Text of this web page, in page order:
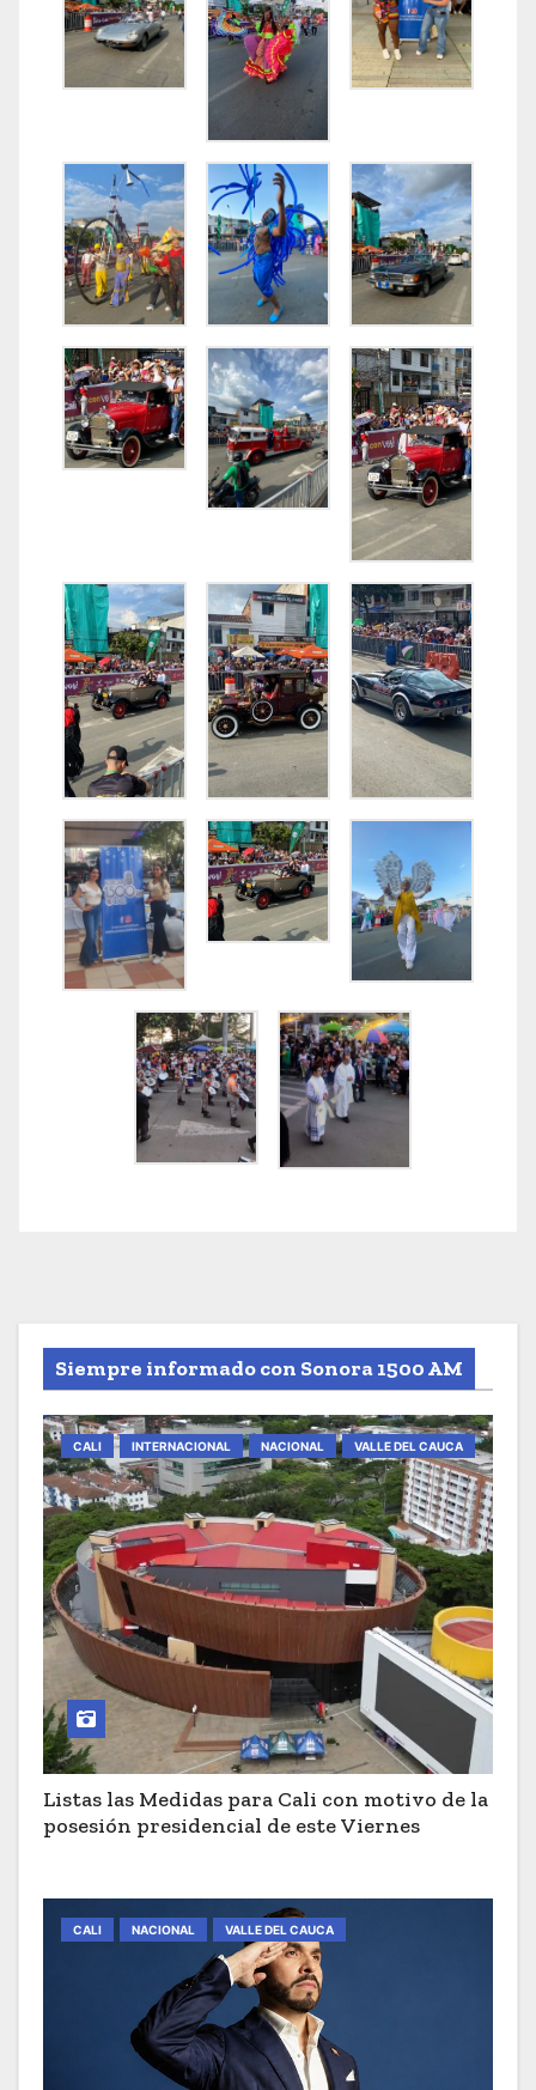
Siempre informado con Sonora 1500 AM
CALI INTERNACIONAL NACIONAL VALLE DEL CAUCA
Listas las Medidas para Cali con motivo de la
posesión presidencial de este Viernes
CALI NACIONAL VALLE DEL CAUCA